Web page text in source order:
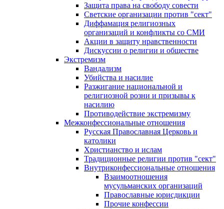
Защита права на свободу совести
Светские организации против "сект"
Диффамация религиозных
организаций и конфликты со СМИ
Акции в защиту нравственности
Дискуссии о религии и обществе
Экстремизм
Вандализм
Убийства и насилие
Разжигание национальной и
религиозной розни и призывы к
насилию
Противодействие экстремизму
Межконфессиональные отношения
Русская Православная Церковь и
католики
Христианство и ислам
Традиционные религии против "сект"
Внутриконфессиональные отношения
Взаимоотношения
мусульманских организаций
Православные юрисдикции
Прочие конфессии